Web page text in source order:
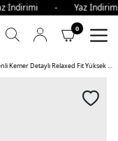
- Yaz
0
Via Dante Leopar Desenli Kemer Detaylı Relaxed Fit Yüksek Bel Bayan Pantolon